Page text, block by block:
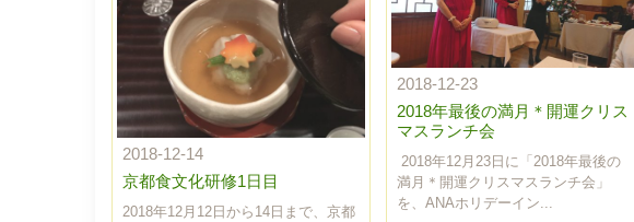
2018-12-23
2018年最後の満月＊開運クリス
マスランチ会
2018年12月23日に「2018年最後の
満月＊開運クリスマスランチ会」
を、ANAホリデーイン...
2018-12-14
京都食文化研修1日目
2018年12月12日から14日まで、京都